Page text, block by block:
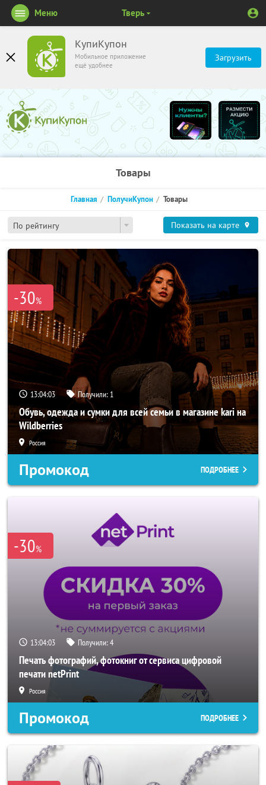
КупиКупон
Мобильное приложение
ещё удобнее
Загрузить
Меню Тверь
Товары
По рейтингу
Главная ПолучиКупон Товары
Показать на карте
-30%
13:04:01 Получили: 1
Обувь, одежда и сумки для всей семьи в магазине kari на
Wildberries
Россия
Промокод ПОДРОБНЕЕ
-30%
13:04:01 Получили:4
Печать фотографий, фотокниг от сервиса цифровой
печати netPrint
Россия
Промокод ПОДРОБНЕЕ